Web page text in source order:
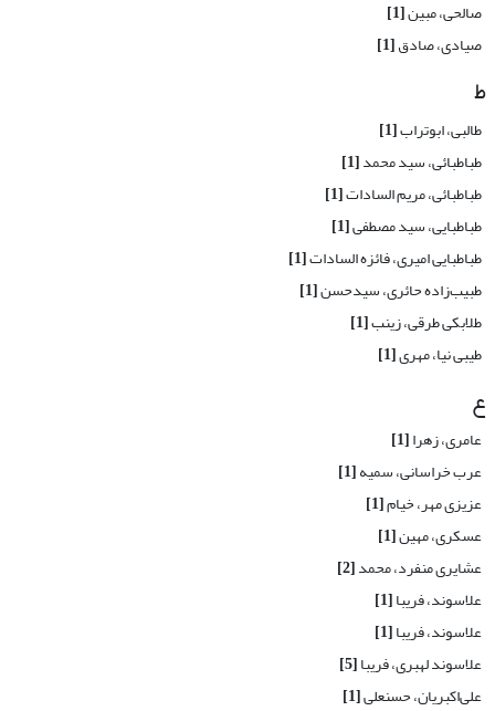
صالحی، مبین[1]
صیادی، صادق[1]
ط
طالبی، ابوتراب[1]
طباطبائی، سید محمد[1]
طباطبائی، مریم السادات[1]
طباطبایی، سید مصطفی[1]
طباطبایی امیری، فائزه السادات[1]
طبیب‌زاده حائری، سید‌حسن[1]
طلابکی طرقی، زینب[1]
طیبی نیا، مهری[1]
ع
عامری، زهرا[1]
عرب خراسانی، سمیه[1]
عزیزی مهر، خیام[1]
عسکری، مهین[1]
عشایری منفرد، محمد[2]
علاسوند، فریبا[1]
علاسوند، فریبا[1]
علاسوند لهبری، فریبا[5]
علی‌اکبریان، حسنعلی[1]